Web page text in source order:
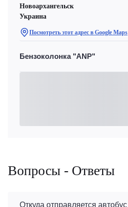
Новоархангельск
Украина
Посмотреть этот адрес в Google Maps
Бензоколонка "ANP"
Вопросы - Ответы
Откуда отправляется автобус